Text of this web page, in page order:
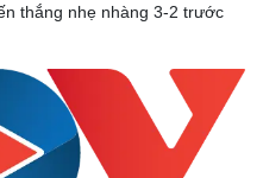
thắng nhẹ nhàng 3-2 trước